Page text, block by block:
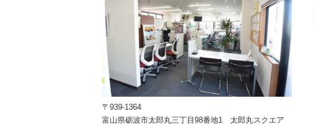
〒939-1364
富山県砺波市太郎丸三丁目98番地1 太郎丸スクエア